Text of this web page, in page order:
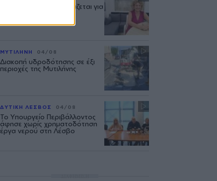
«Η ασφάλεια δεν θυσιάζεται για
ΜΥΤΙΛΗΝΗ 04/08
Διακοπή υδροδότησης σε έξι
περιοχές της Μυτιλήνης
ΔΥΤΙΚΗ ΛΕΣΒΟΣ 04/08
Το Υπουργείο Περιβάλλοντος
άφησε χωρίς χρηματοδότηση
έργα νερού στη Λέσβο